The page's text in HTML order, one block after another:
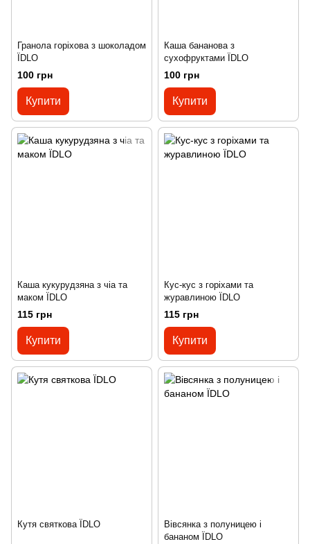
Гранола горіхова з шоколадом
ЇDLO
100 грн
Купити
Каша бананова з
сухофруктами ЇDLO
100 грн
Купити
Каша кукурудзяна з чіа та
маком ЇDLO
115 грн
Купити
Кус-кус з горіхами та
журавлиною ЇDLO
115 грн
Купити
Кутя святкова ЇDLO
Вівсянка з полуницею і
бананом ЇDLO